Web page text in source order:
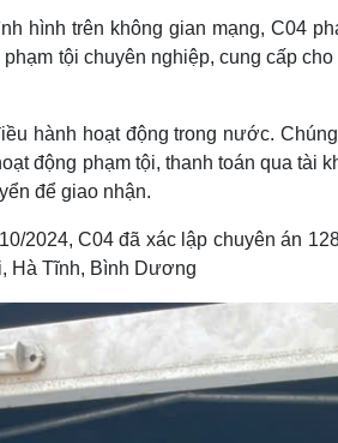
hình trên không gian mạng, C04
tội chuyên nghiệp, cung cấp
hành hoạt động trong nước.
động phạm tội, thanh toán qua tài
để giao nhận.
2024, C04 đã xác lập chuyên án
Hà Tĩnh, Bình Dương